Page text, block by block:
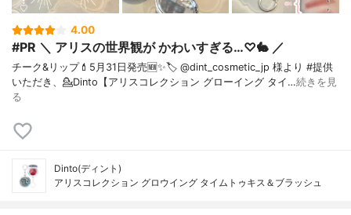
4.00
#PR ＼ アリスの世界観が かわいすぎる…♡🐇 ／
チーク&リップ💄⁡5月31日発売🆕✨⁡🏷️ @dint_cosmetic_jp 様より #提供
いただき、⁡💁Dinto【アリスコレクション グローイング タイ…続きを見
る
Dinto(ディント)
アリスコレクション グロウイング タイムトゥキス＆ブラッシュ